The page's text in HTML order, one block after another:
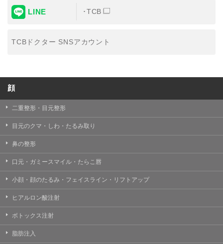
LINE TCB
TCBドクター SNSアカウント
顔
二重整形・目元整形
目元のクマ・しわ・たるみ取り
鼻の整形
口元・ガミースマイル・たらこ唇
小顔・顔のたるみ・フェイスライン・リフトアップ
ヒアルロン酸注射
ボトックス注射
脂肪注入